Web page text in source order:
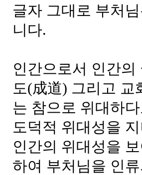
글자 그대로 부처
니다.
인간으로서 인간
도(成道) 그리고 교
는 참으로 위대하
도덕적 위대성을
인간의 위대성을
하여 부처님을 인